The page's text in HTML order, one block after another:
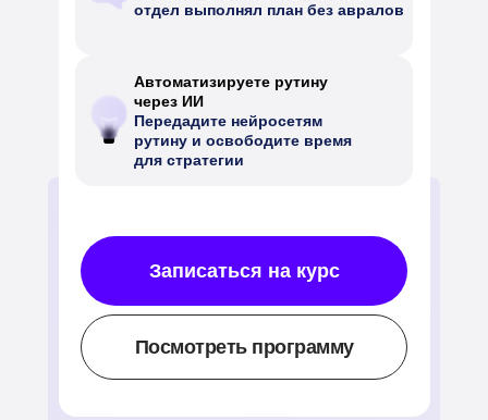
отдел выполнял план без авралов
Автоматизируете рутину
через ИИ
Передадите нейросетям
рутину и освободите время
для стратегии
Записаться на курс
Посмотреть программу